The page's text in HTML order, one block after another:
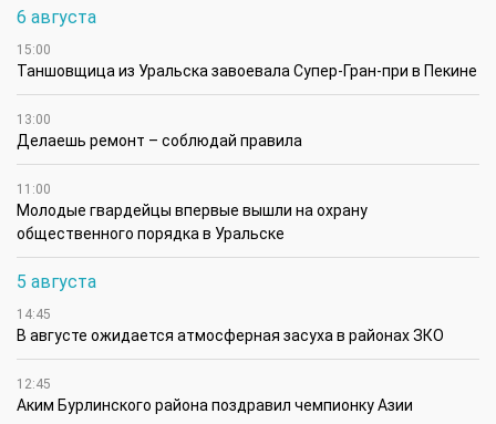
6 августа
15:00
Таншовщица из Уральска завоевала Супер-Гран-при в Пекине
13:00
Делаешь ремонт – соблюдай правила
11:00
Молодые гвардейцы впервые вышли на охрану
общественного порядка в Уральске
5 августа
14:45
В августе ожидается атмосферная засуха в районах ЗКО
12:45
Аким Бурлинского района поздравил чемпионку Азии